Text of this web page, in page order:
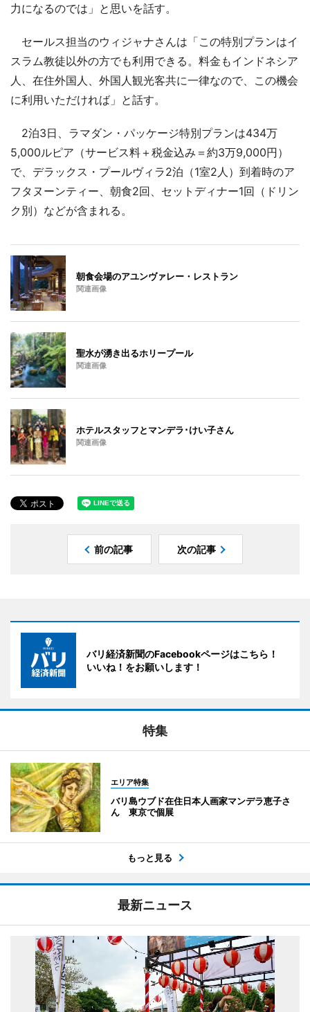
力になるのでは」と思いを話す。
セールス担当のウィジャナさんは「この特別プランはイ
スラム教徒以外の方でも利用できる。料金もインドネシア
人、在住外国人、外国人観光客共に一律なので、この機会
に利用いただければ」と話す。
2泊3日、ラマダン・パッケージ特別プランは434万
5,000ルピア（サービス料＋税金込み＝約3万9,000円）
で、デラックス・プールヴィラ2泊（1室2人）到着時のア
フタヌーンティー、朝食2回、セットディナー1回（ドリン
ク別）などが含まれる。
朝食会場のアユンヴァレー・レストラン
関連画像
聖水が湧き出るホリープール
関連画像
ホテルスタッフとマンデラ･けい子さん
関連画像
前の記事 次の記事
バリ経済新聞のFacebookページはこちら！
いいね！をお願いします！
特集
エリア特集
バリ島ウブド在住日本人画家マンデラ恵子さ
ん 東京で個展
もっと見る
最新ニュース